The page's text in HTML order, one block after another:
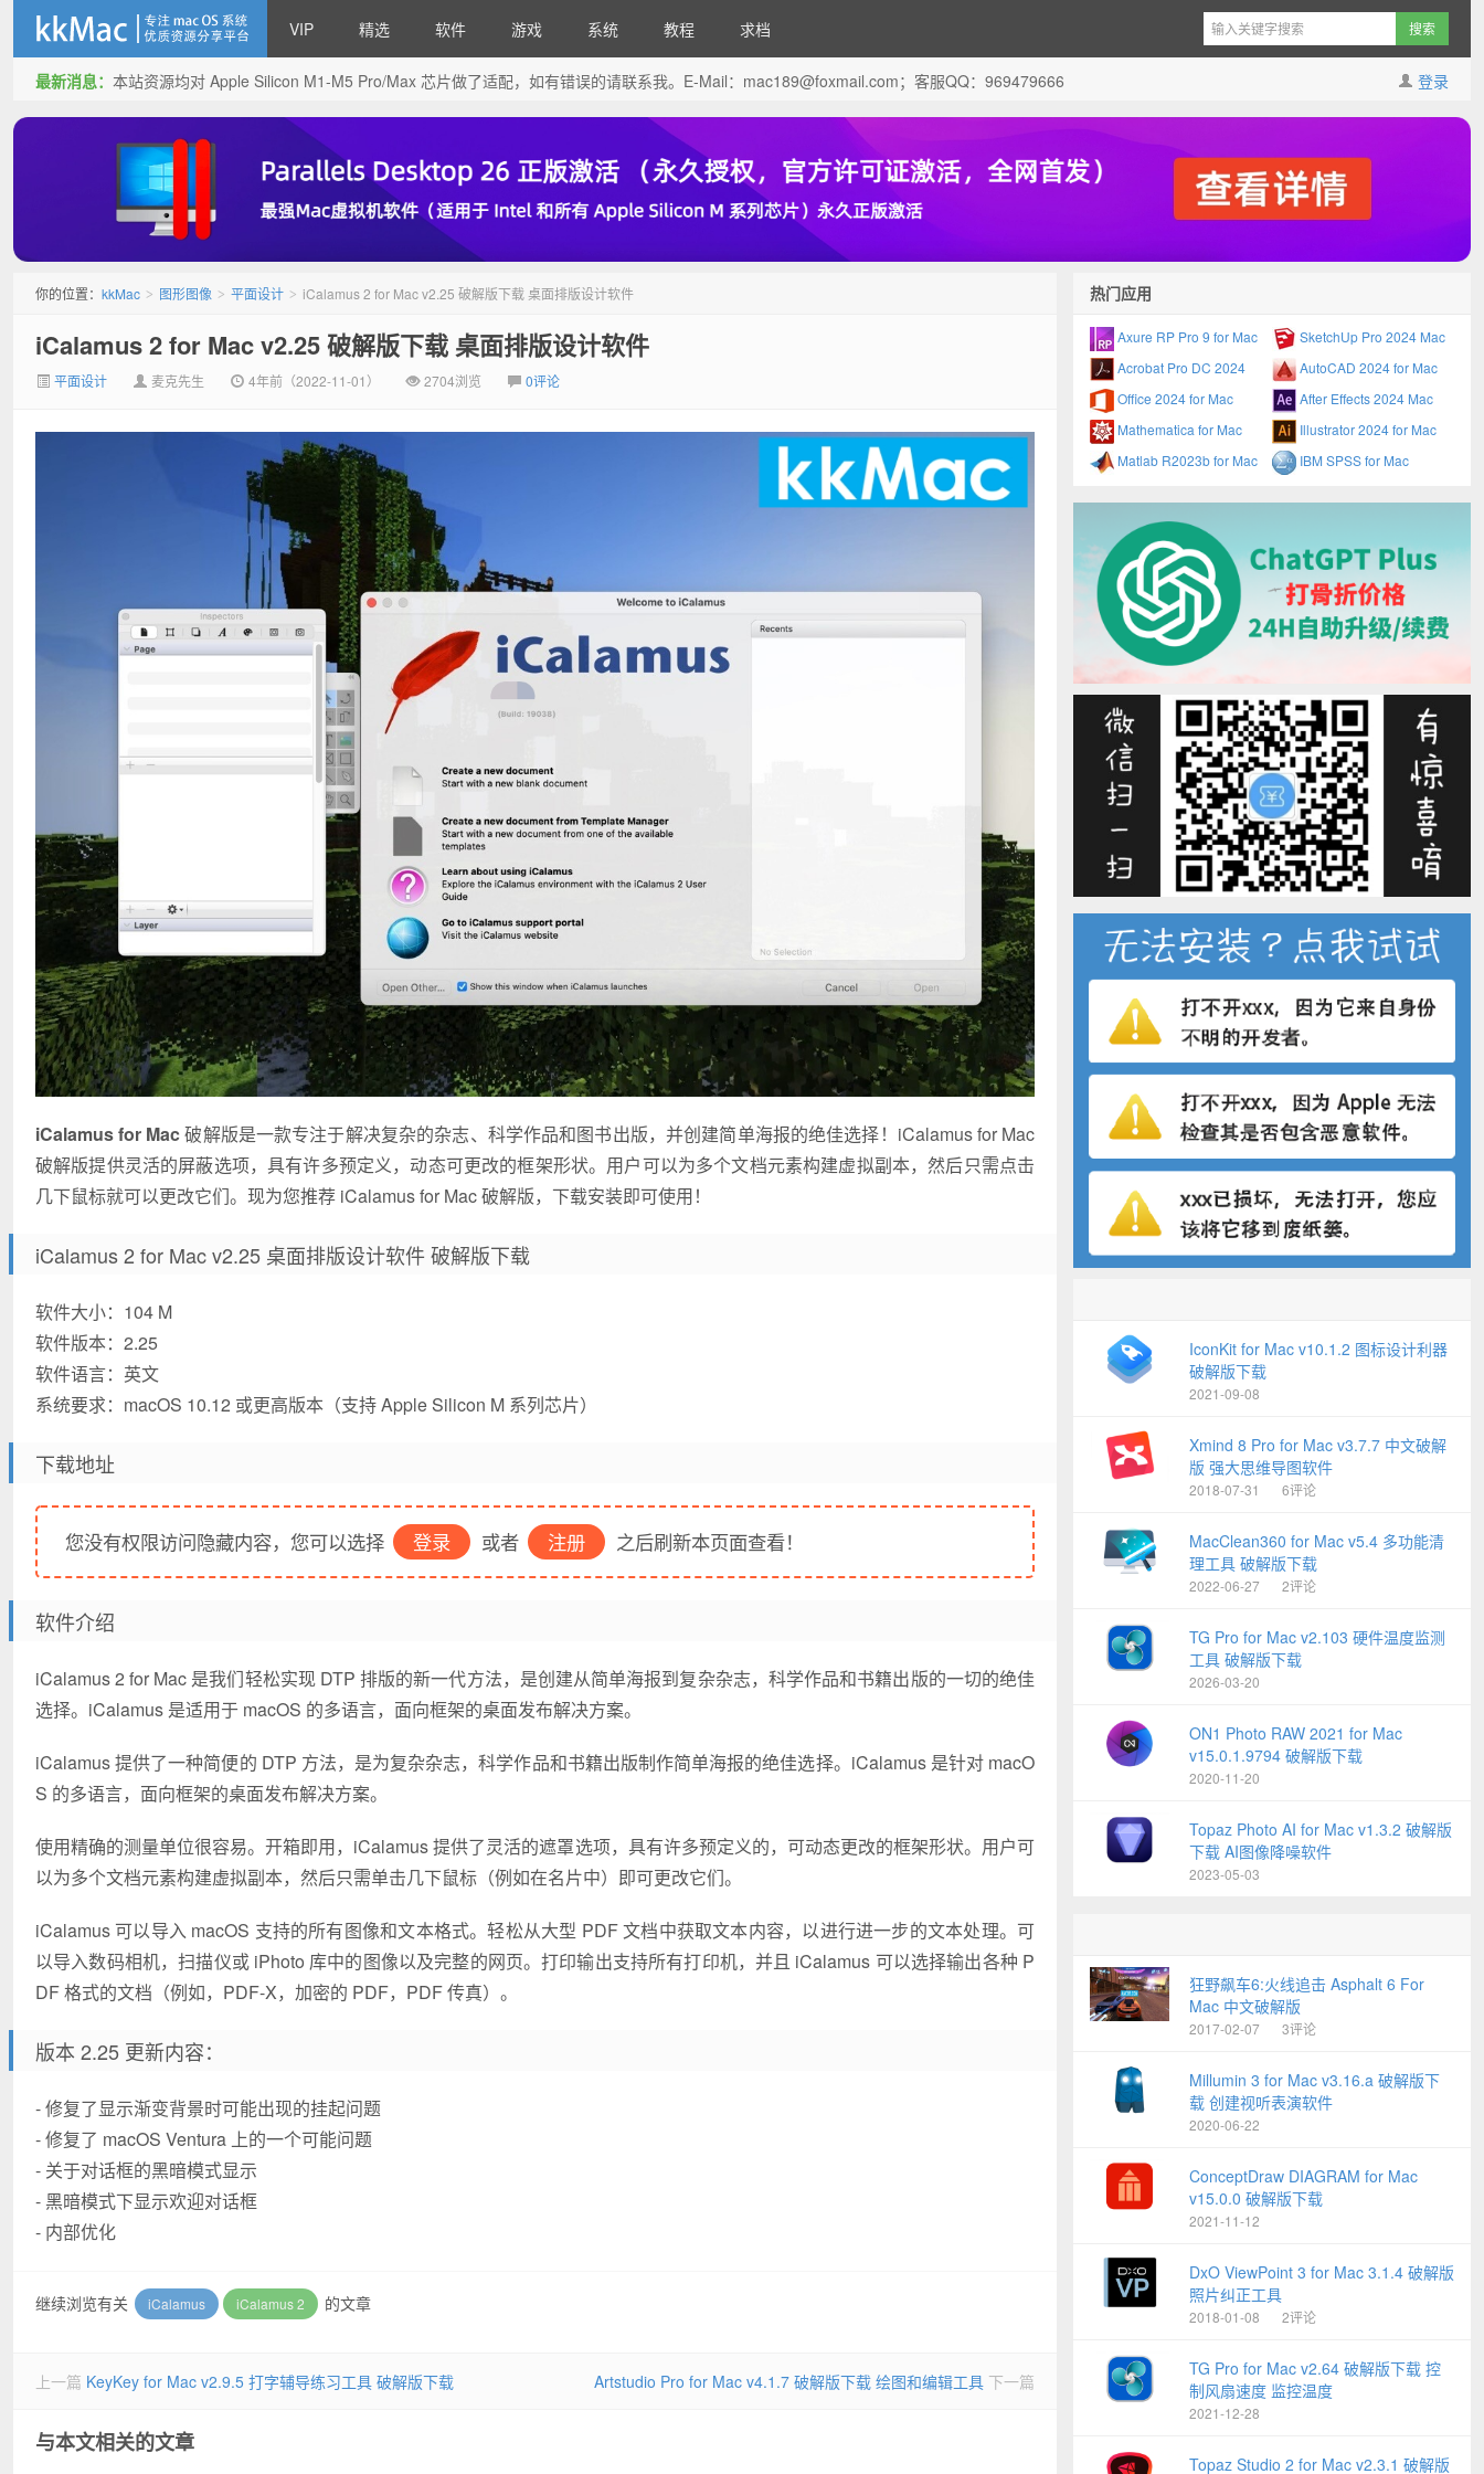
kkMac
VIP 精选 软件 游戏 系统 教程 求档
登录
最新消息： 本站资源均对 Apple Silicon M1-M5 Pro/Max 芯片做了适配，如有错误的请联系我。E-Mail： mac189@foxmail.com；客服QQ：969479666
你的位置： kkMac > 图形图像 > 平面设计 > iCalamus 2 for Mac v2.25 破解版下载 桌面排版设计软件
iCalamus 2 for Mac v2.25 破解版下载 桌面排版设计软件
平面设计 麦克先生 4年前（2022-11-01） 2704浏览 0评论
iCalamus for Mac破解版是一款专注于解决复杂的杂志、科学作品和图书出版，并创建简单海报的绝佳选择！iCalamus for Mac
破解版提供灵活的屏蔽选项，具有许多预定义，动态可更改的框架形状。用户可以为多个文档元素构建虚拟副本，然后只需点击
几下鼠标就可以更改它们。现为您推荐 iCalamus for Mac 破解版，下载安装即可使用！
iCalamus 2 for Mac v2.25 桌面排版设计软件 破解版下载
软件大小：104 M
软件版本：2.25
软件语言：英文
系统要求：macOS 10.12 或更高版本（支持 Apple Silicon M 系列芯片）
下载地址
您没有权限访问隐藏内容，您可以选择 登录 或者 注册 之后刷新本页面查看！
软件介绍
iCalamus 2 for Mac 是我们轻松实现 DTP 排版的新一代方法，是创建从简单海报到复杂杂志，科学作品和书籍出版的一切的绝佳
选择。iCalamus 是适用于 macOS 的多语言，面向框架的桌面发布解决方案。
iCalamus 提供了一种简便的 DTP 方法，是为复杂杂志，科学作品和书籍出版制作简单海报的绝佳选择。iCalamus 是针对 macO
S 的多语言，面向框架的桌面发布解决方案。
使用精确的测量单位很容易。开箱即用，iCalamus 提供了灵活的遮罩选项，具有许多预定义的，可动态更改的框架形状。用户可
以为多个文档元素构建虚拟副本，然后只需单击几下鼠标（例如在名片中）即可更改它们。
iCalamus 可以导入 macOS 支持的所有图像和文本格式。轻松从大型 PDF 文档中获取文本内容，以进行进一步的文本处理。可
以导入数码相机，扫描仪或 iPhoto 库中的图像以及完整的网页。打印输出支持所有打印机，并且 iCalamus 可以选择输出各种 P
DF 格式的文档（例如，PDF-X，加密的 PDF，PDF 传真）。
版本 2.25 更新内容：
- 修复了显示渐变背景时可能出现的挂起问题
- 修复了 macOS Ventura 上的一个可能问题
- 关于对话框的黑暗模式显示
- 黑暗模式下显示欢迎对话框
- 内部优化
继续浏览有关 iCalamus iCalamus 2 的文章
上一篇 KeyKey for Mac v2.9.5 打字辅导练习工具 破解版下载 Artstudio Pro for Mac v4.1.7 破解版下载 绘图和编辑工具 下一篇
与本文相关的文章
热门应用
Axure RP Pro 9 for Mac
SketchUp Pro 2024 Mac
Acrobat Pro DC 2024
AutoCAD 2024 for Mac
Office 2024 for Mac
After Effects 2024 Mac
Mathematica for Mac
Illustrator 2024 for Mac
Matlab R2023b for Mac
IBM SPSS for Mac
IconKit for Mac v10.1.2 图标设计利器
破解版下载
2021-09-08
Xmind 8 Pro for Mac v3.7.7 中文破解
版 强大思维导图软件
2018-07-31 6评论
MacClean360 for Mac v5.4 多功能清
理工具 破解版下载
2022-06-27 2评论
TG Pro for Mac v2.103 硬件温度监测
工具 破解版下载
2026-03-20
ON1 Photo RAW 2021 for Mac
v15.0.1.9794 破解版下载
2020-11-20
Topaz Photo AI for Mac v1.3.2 破解版
下载 AI图像降噪软件
2023-05-03
狂野飙车6:火线追击 Asphalt 6 For
Mac 中文破解版
2017-02-07 3评论
Millumin 3 for Mac v3.16.a 破解版下
载 创建视听表演软件
2020-06-22
ConceptDraw DIAGRAM for Mac
v15.0.0 破解版下载
2021-11-12
DxO ViewPoint 3 for Mac 3.1.4 破解版
照片纠正工具
2018-01-08 2评论
TG Pro for Mac v2.64 破解版下载 控
制风扇速度 监控温度
2021-12-28
Topaz Studio 2 for Mac v2.3.1 破解版